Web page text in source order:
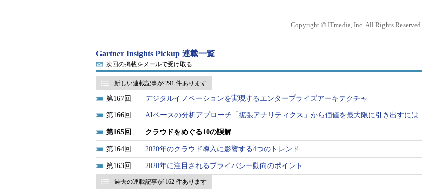
てしまう。そうした環境をめぐる混乱や誤解がはびこっているのは、驚きではないだろ
スミス氏は、CIO（最高情報責任者）が認識すべき、最も危険で混乱を招く、クラウド
コンピューティングの10の誤解を次のように解説している。
誤解1．クラウドは常にコストに関係する
広く出回っているクラウドの誤解として、「クラウドは常にコスト削減を実現する」
というものがある。クラウドがコスト削減を実現する場合があるのは確かだが、クラウ
ドに移行する理由は他にもたくさんあり、その中で最も一般的なのはアジリティ（機動
性、俊敏性）だ。
クラウドに関することを含め、ビジネスの意思決定は全て、最終的にはお金に関わっ
Copyright © ITmedia, Inc. All Rights Reserved.
Gartner Insights Pickup 連載一覧
次回の掲載をメールで受け取る
新しい連載記事が 291 件あります
167 デジタルイノベーションを実現するエンタープライズアーキテクチャ
166 AIベースの分析アプローチ「拡張アナリティクス」から価値を最大限に引き出すには
165 クラウドをめぐる10の誤解
164 2020年のクラウド導入に影響する4つのトレンド
163 2020年に注目されるプライバシー動向のポイント
過去の連載記事が 162 件あります